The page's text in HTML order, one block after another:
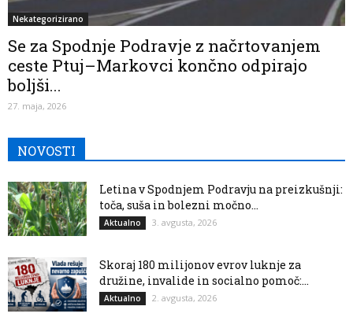
Nekategorizirano
Se za Spodnje Podravje z načrtovanjem
ceste Ptuj–Markovci končno odpirajo
boljši...
27. maja, 2026
NOVOSTI
Letina v Spodnjem Podravju na preizkušnji:
toča, suša in bolezni močno...
Aktualno 3. avgusta, 2026
Skoraj 180 milijonov evrov luknje za
družine, invalide in socialno pomoč:...
Aktualno 2. avgusta, 2026